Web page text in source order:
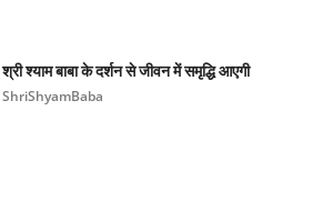
श्री श्याम बाबा के दर्शन से जीवन में समृद्धि आएगी
ShriShyamBaba